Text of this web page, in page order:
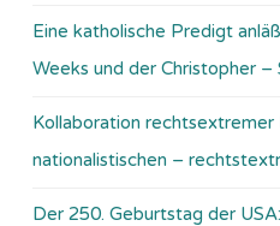
Eine katholische Predigt
Weeks und der Christopher
Kollaboration
nationalistischen –
Der 250. Geburtstag der